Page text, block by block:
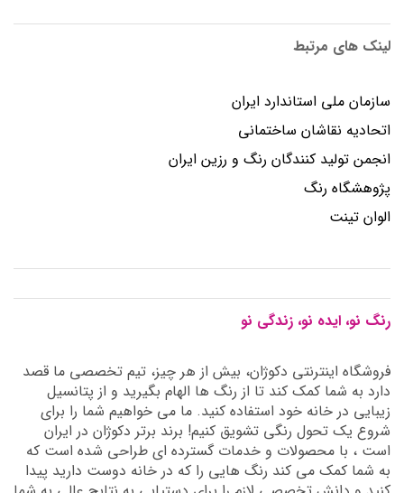
لینک های مرتبط
سازمان ملی استاندارد ایران
اتحادیه نقاشان ساختمانی
انجمن توليد كنندگان رنگ و رزين ايران
پژوهشگاه رنگ
الوان تینت
رنگ نو، ایده نو، زندگی نو
فروشگاه اینترنتی دکوژان، بیش از هر چیز، تیم تخصصی ما قصد
دارد به شما کمک کند تا از رنگ ها الهام بگیرید و از پتانسیل
زیبایی در خانه خود استفاده کنید. ما می خواهیم شما را برای
شروع یک تحول رنگی تشویق کنیم! برند برتر دکوژان در ایران
است ، با محصولات و خدمات گسترده ای طراحی شده است که
به شما کمک می کند رنگ هایی را که در خانه دوست دارید پیدا